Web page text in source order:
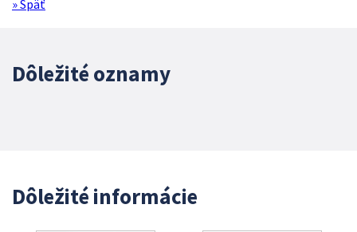
» Späť
Dôležité oznamy
Dôležité informácie